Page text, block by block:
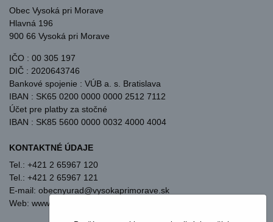
Obec Vysoká pri Morave
Hlavná 196
900 66 Vysoká pri Morave
IČO : 00 305 197
DIČ : 2020643746
Bankové spojenie : VÚB a. s. Bratislava
IBAN : SK65 0200 0000 0000 2512 7112
Účet pre platby za stočné
IBAN : SK85 5600 0000 0032 4000 4004
KONTAKTNÉ ÚDAJE
Tel.: +421 2 65967 120
Tel.: +421 2 65967 121
E-mail: obecnyurad@vysokaprimorave.sk
Web: www.vysokaprimorave.sk